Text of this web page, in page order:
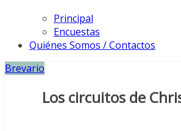
Principal
Encuestas
Quiénes Somos / Contactos
Brevario
Los circuitos de